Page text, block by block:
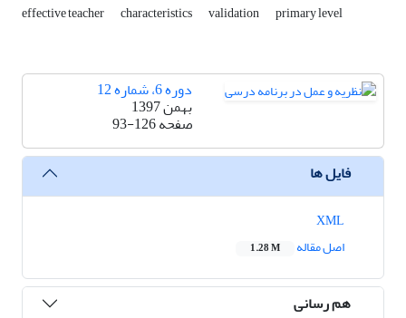
effective teacher characteristics validation primary level
دوره 6، شماره 12
بهمن 1397
صفحه93-126
فایل ها
اصل مقاله
1.28 M
هم رسانی